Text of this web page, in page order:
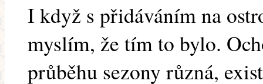
I když s přidáváním na
myslím, že tím to bylo.
průběhu sezony různá,